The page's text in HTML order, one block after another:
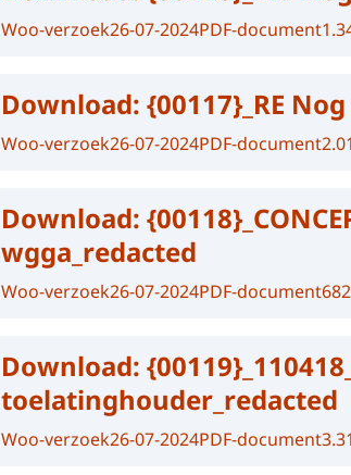
Woo-verzoek26-07-2024PDF-document
Download: {00117}_RE
Woo-verzoek26-07-2024PDF-document
Download:
wgga_redacted
Woo-verzoek26-07-2024PDF-document
Download:
toelatinghouder_redacted
Woo-verzoek26-07-2024PDF-document